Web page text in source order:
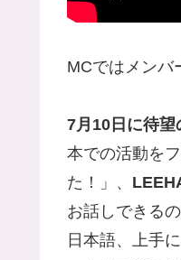
MCではメンバ
7月10日に待
本での活動を
た！」、
お話しできる
日本語、上手